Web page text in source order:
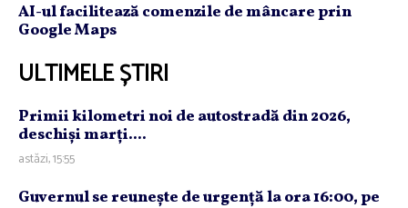
AI-ul facilitează comenzile de mâncare prin
Google Maps
ULTIMELE ȘTIRI
Primii kilometri noi de autostradă din 2026,
deschişi marţi....
astăzi, 15:55
Guvernul se reuneşte de urgenţă la ora 16:00, pe